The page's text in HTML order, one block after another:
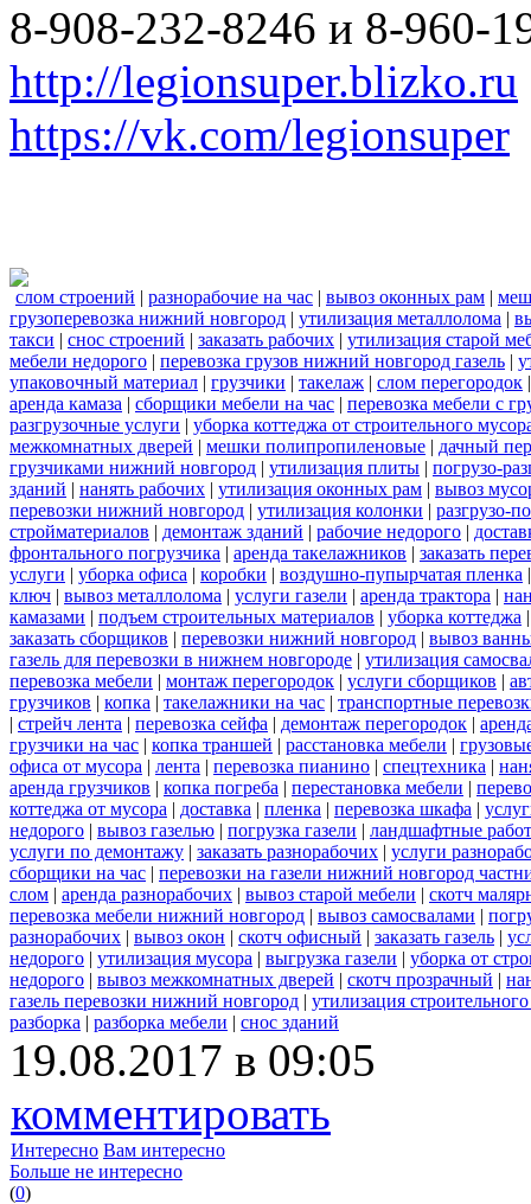
8-908-232-8246 и 8-960-
http://legionsuper.blizko.ru
https://vk.com/legionsuper
слом строений | разнорабочие на час | вывоз оконных рам |
грузоперевозка нижний новгород | утилизация металлолома |
такси | снос строений | заказать рабочих | утилизация старой
мебели недорого | перевозка грузов нижний новгород газель |
упаковочный материал | грузчики | такелаж | слом перегородок
аренда камаза | сборщики мебели на час | перевозка мебели с
разгрузочные услуги | уборка коттеджа от строительного
межкомнатных дверей | мешки полипропиленовые | дачный
грузчиками нижний новгород | утилизация плиты | погрузо-
зданий | нанять рабочих | утилизация оконных рам | вывоз
перевозки нижний новгород | утилизация колонки | разгрузо-
стройматериалов | демонтаж зданий | рабочие недорого |
фронтального погрузчика | аренда такелажников | заказать
услуги | уборка офиса | коробки | воздушно-пупырчатая пленка
ключ | вывоз металлолома | услуги газели | аренда трактора |
камазами | подъем строительных материалов | уборка коттеджа
заказать сборщиков | перевозки нижний новгород | вывоз
газель для перевозки в нижнем новгороде | утилизация
перевозка мебели | монтаж перегородок | услуги сборщиков |
грузчиков | копка | такелажники на час | транспортные
| стрейч лента | перевозка сейфа | демонтаж перегородок |
грузчики на час | копка траншей | расстановка мебели |
офиса от мусора | лента | перевозка пианино | спецтехника |
аренда грузчиков | копка погреба | перестановка мебели |
коттеджа от мусора | доставка | пленка | перевозка шкафа |
недорого | вывоз газелью | погрузка газели | ландшафтные
услуги по демонтажу | заказать разнорабочих | услуги
сборщики на час | перевозки на газели нижний новгород
слом | аренда разнорабочих | вывоз старой мебели | скотч
перевозка мебели нижний новгород | вывоз самосвалами |
разнорабочих | вывоз окон | скотч офисный | заказать газель |
недорого | утилизация мусора | выгрузка газели | уборка от
недорого | вывоз межкомнатных дверей | скотч прозрачный |
газель перевозки нижний новгород | утилизация
разборка | разборка мебели | снос зданий
19.08.2017 в 09:05
комментировать
Интересно Вам интересно
Больше не интересно
(0)